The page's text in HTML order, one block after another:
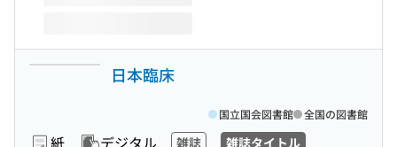
日本臨床
紙 デジタル 雑誌 雑誌タイトル
国立国会図書館 全国の図書館